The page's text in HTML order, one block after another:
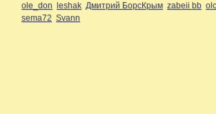
ole_don leshak Дмитрий БорсКрым zabeii bb
sema72 Svann